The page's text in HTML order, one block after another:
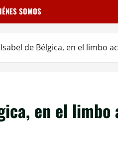
SOMOS
de Bélgica, en el limbo
en el